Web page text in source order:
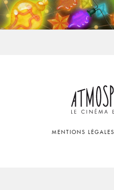
MENTIONS LÉGALES